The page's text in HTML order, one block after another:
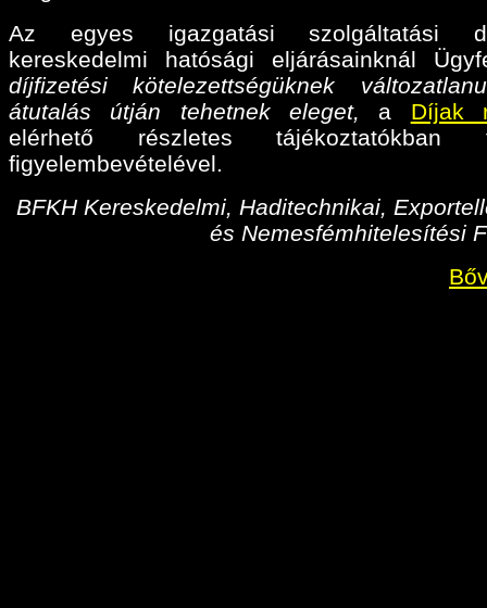
Az egyes igazgatási szolgáltatási
kereskedelmi hatósági eljárásainknál
díjfizetési kötelezettségüknek
átutalás útján tehetnek eleget, a Díjak
elérhető részletes tájékoztatókban
figyelembevételével.
BFKH Kereskedelmi, Haditechnikai,
és Nemesfémhitelesítési